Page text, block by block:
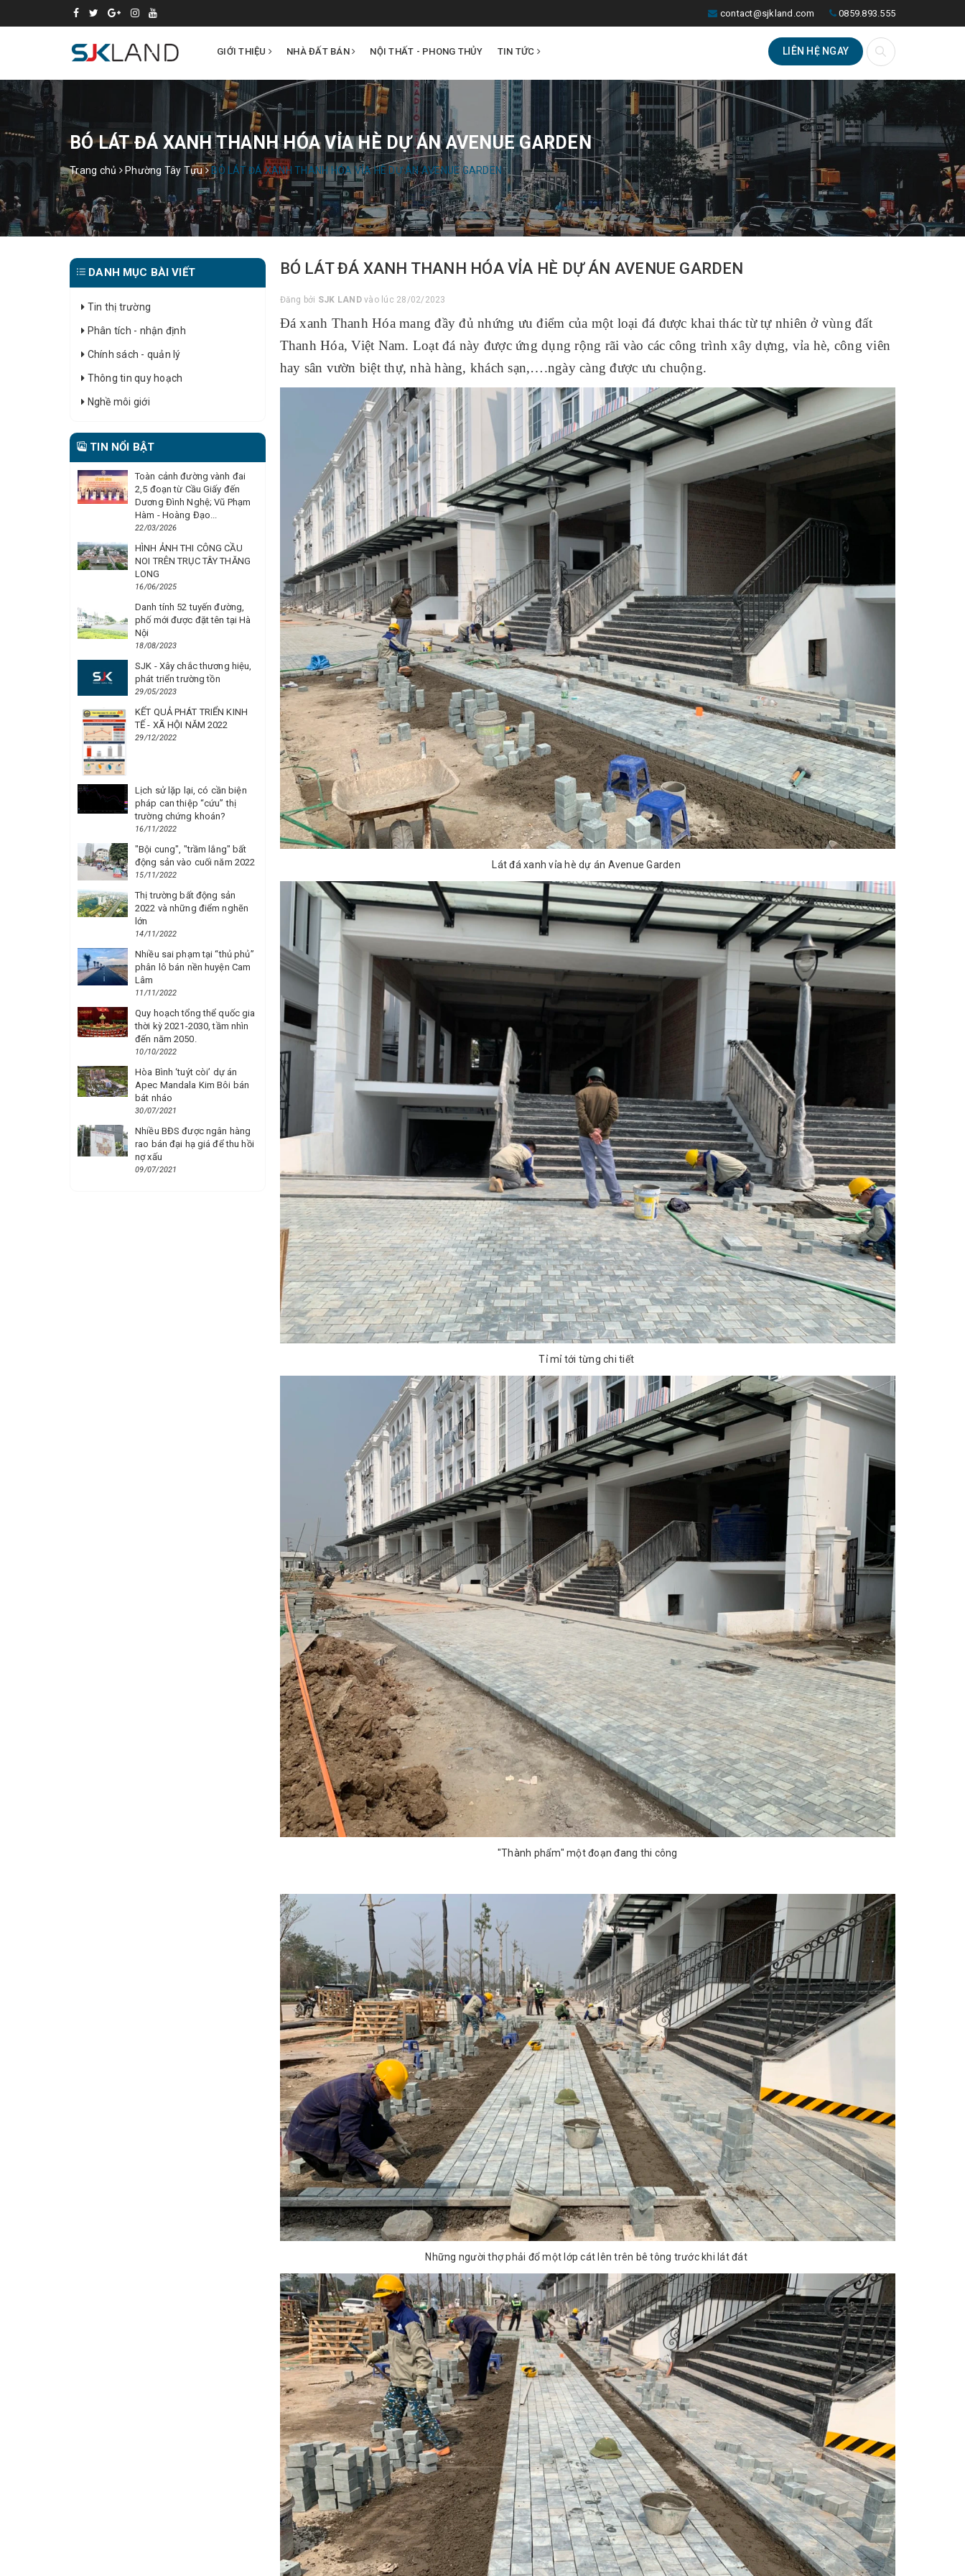
0859.893.555
contact@sjkland.com
GIỚI THIỆU NHÀ ĐẤT BÁN NỘI THẤT - PHONG THỦY TIN TỨC LIÊN HỆ NGAY
BÓ LÁT ĐÁ XANH THANH HÓA VỈA HÈ DỰ ÁN AVENUE GARDEN
Trang chủ Phường Tây Tựu BÓ LÁT ĐÁ XANH THANH HÓA VỈA HÈ DỰ ÁN AVENUE GARDEN
BÓ LÁT ĐÁ XANH THANH HÓA VỈA HÈ DỰ ÁN AVENUE GARDEN
Đăng bởi SJK LANDvào lúc 28/02/2023
Đá xanh Thanh Hóa mang đầy đủ nhứng ưu điểm của một loại đá được khai thác từ tự nhiên ở vùng đất
Thanh Hóa, Việt Nam. Loạt đá này được ứng dụng rộng rãi vào các công trình xây dựng, vỉa hè, công viên
hay sân vườn biệt thự, nhà hàng, khách sạn,….ngày càng được ưu chuộng.
Lát đá xanh vỉa hè dự án Avenue Garden
Tỉ mỉ tới từng chi tiết
"Thành phẩm" một đoạn đang thi công
Những người thợ phải đổ một lớp cát lên trên bê tông trước khi lát đát
DANH MỤC BÀI VIẾT
Tin thị trường
Phân tích - nhận định
Chính sách - quản lý
Thông tin quy hoạch
Nghề môi giới
TIN NỔI BẬT
Toàn cảnh đường vành đai
2,5 đoạn từ Cầu Giấy đến
Dương Đình Nghệ; Vũ Phạm
Hàm - Hoàng Đạo...
22/03/2026
HÌNH ẢNH THI CÔNG CẦU
NOI TRÊN TRỤC TÂY THĂNG
LONG
16/06/2025
Danh tính 52 tuyến đường,
phố mới được đặt tên tại Hà
Nội
18/08/2023
SJK - Xây chắc thương hiệu,
phát triển trường tồn
29/05/2023
KẾT QUẢ PHÁT TRIỂN KINH
TẾ - XÃ HỘI NĂM 2022
29/12/2022
Lịch sử lặp lại, có cần biện
pháp can thiệp “cứu” thị
trường chứng khoán?
16/11/2022
"Bội cung", "trầm lắng" bất
động sản vào cuối năm 2022
15/11/2022
Thị trường bất động sản
2022 và những điểm nghẽn
lớn
14/11/2022
Nhiều sai phạm tại “thủ phủ”
phân lô bán nền huyện Cam
Lâm
11/11/2022
Quy hoạch tổng thể quốc gia
thời kỳ 2021-2030, tầm nhìn
đến năm 2050.
10/10/2022
Hòa Bình ‘tuýt còi’ dự án
Apec Mandala Kim Bôi bán
bát nháo
30/07/2021
Nhiều BĐS được ngân hàng
rao bán đại hạ giá để thu hồi
nợ xấu
09/07/2021